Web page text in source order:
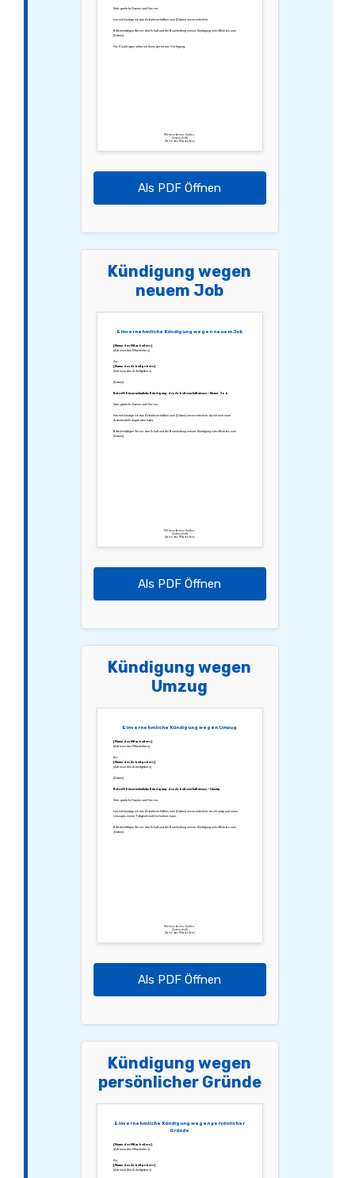
Sehr geehrte Damen und Herren,
hiermit kündige ich das Arbeitsverhältnis zum [Datum] einvernehmlich.
Bitte bestätigen Sie mir den Erhalt und die Bearbeitung meiner Kündigung schriftlich bis zum
[Datum].
Für Rückfragen stehe ich Ihnen gerne zur Verfügung.
Mit freundlichen Grüßen,
[Unterschrift]
[Name des Mitarbeiters]
Als PDF Öffnen
Kündigung wegen
neuem Job
Einvernehmliche Kündigung wegen neuem Job
[Name des Mitarbeiters]
[Adresse des Mitarbeiters]
An:
[Name des Arbeitgebers]
[Adresse des Arbeitgebers]
[Datum]
Betreff: Einvernehmliche Kündigung des Arbeitsverhältnisses – Neuer Job
Sehr geehrte Damen und Herren,
hiermit kündige ich das Arbeitsverhältnis zum [Datum] einvernehmlich, da ich eine neue
Arbeitsstelle angetreten habe.
Bitte bestätigen Sie mir den Erhalt und die Bearbeitung meiner Kündigung schriftlich bis zum
[Datum].
Mit freundlichen Grüßen,
[Unterschrift]
[Name des Mitarbeiters]
Als PDF Öffnen
Kündigung wegen
Umzug
Einvernehmliche Kündigung wegen Umzug
[Name des Mitarbeiters]
[Adresse des Mitarbeiters]
An:
[Name des Arbeitgebers]
[Adresse des Arbeitgebers]
[Datum]
Betreff: Einvernehmliche Kündigung des Arbeitsverhältnisses – Umzug
Sehr geehrte Damen und Herren,
hiermit kündige ich das Arbeitsverhältnis zum [Datum] einvernehmlich, da ich aufgrund eines
Umzuges meine Tätigkeit nicht fortsetzen kann.
Bitte bestätigen Sie mir den Erhalt und die Bearbeitung meiner Kündigung schriftlich bis zum
[Datum].
Mit freundlichen Grüßen,
[Unterschrift]
[Name des Mitarbeiters]
Als PDF Öffnen
Kündigung wegen
persönlicher Gründe
Einvernehmliche Kündigung wegen persönlicher
Gründe
[Name des Mitarbeiters]
[Adresse des Mitarbeiters]
An:
[Name des Arbeitgebers]
[Adresse des Arbeitgebers]